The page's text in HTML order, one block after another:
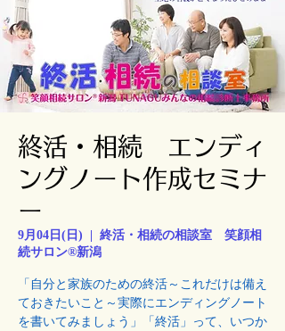
終活・相続 エンディ
ングノート作成セミナ
ー
9月04日(日)
終活・相続の相談室 笑顔相
続サロン®新潟
「自分と家族のための終活～これだけは備え
ておきたいこと～実際にエンディングノート
を書いてみましょう」「終活」って、いつか